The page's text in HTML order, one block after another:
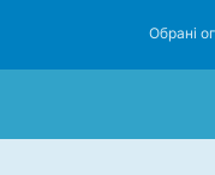
Обрані